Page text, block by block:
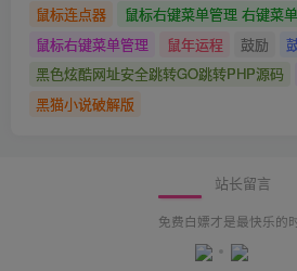
鼠标连点器
鼠标右键菜单管理 右键菜
鼠标右键菜单管理
鼠年运程 鼓励
黑色炫酷网址安全跳转GO跳转PHP源码
黑猫小说破解版
站长留言
免费白嫖才是最快乐的